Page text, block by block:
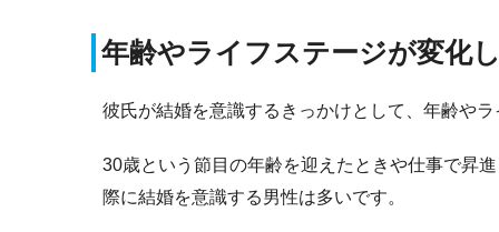
年齢やライフステージが変化
彼氏が結婚を意識するきっかけとして、年齢や
30歳という節目の年齢を迎えたときや仕事で昇
際に結婚を意識する男性は多いです。